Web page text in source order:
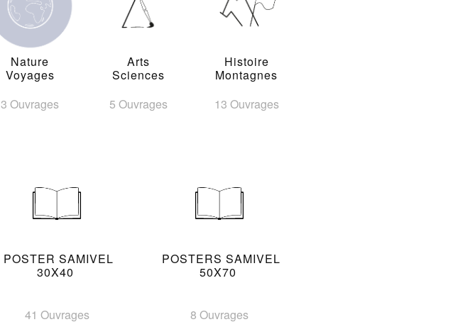
Nature
Voyages
3 Ouvrages
Arts
Sciences
5 Ouvrages
Histoire
Montagnes
13 Ouvrages
POSTER SAMIVEL
30X40
41 Ouvrages
POSTERS SAMIVEL
50X70
8 Ouvrages